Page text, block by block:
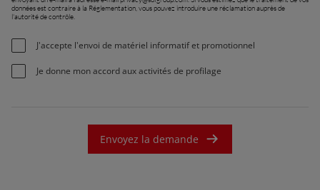
données est contraire à la Réglementation, vous pouvez introduire une réclamation auprès de
l'autorité de contrôle.
J'accepte l'envoi de matériel informatif et promotionnel
Je donne mon accord aux activités de profilage
Envoyez la demande